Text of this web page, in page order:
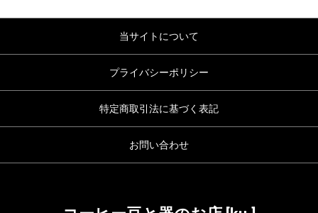
当サイトについて
プライバシーポリシー
特定商取引法に基づく表記
お問い合わせ